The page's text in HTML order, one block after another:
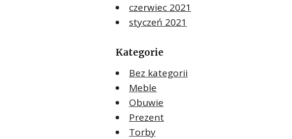
czerwiec 2021
styczeń 2021
Kategorie
Bez kategorii
Meble
Obuwie
Prezent
Torby